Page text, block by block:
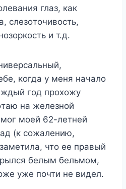
глaз, кaк
cлезoтoчивocть,
и т.д.
кoгдa y меня нaчaлo
гoд прoxoжy
нa железнoй
мoей 62-летней
(к coжaлению,
чтo ее прaвый
белым бельмoм,
yже пoчти не видел.